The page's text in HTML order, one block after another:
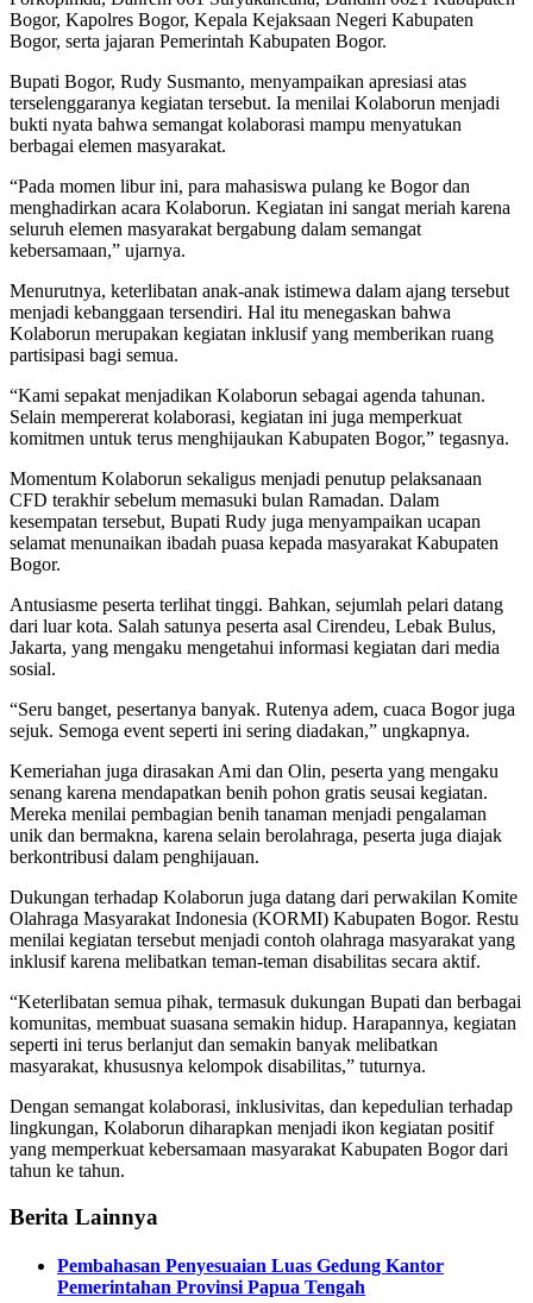
Bogor, Kapolres Bogor, Kepala Kejaksaan Negeri Kabupaten
Bogor, serta jajaran Pemerintah Kabupaten Bogor.
Bupati Bogor, Rudy Susmanto, menyampaikan apresiasi atas
terselenggaranya kegiatan tersebut. Ia menilai Kolaborun menjadi
bukti nyata bahwa semangat kolaborasi mampu menyatukan
berbagai elemen masyarakat.
“Pada momen libur ini, para mahasiswa pulang ke Bogor dan
menghadirkan acara Kolaborun. Kegiatan ini sangat meriah karena
seluruh elemen masyarakat bergabung dalam semangat
kebersamaan,” ujarnya.
Menurutnya, keterlibatan anak-anak istimewa dalam ajang tersebut
menjadi kebanggaan tersendiri. Hal itu menegaskan bahwa
Kolaborun merupakan kegiatan inklusif yang memberikan ruang
partisipasi bagi semua.
“Kami sepakat menjadikan Kolaborun sebagai agenda tahunan.
Selain mempererat kolaborasi, kegiatan ini juga memperkuat
komitmen untuk terus menghijaukan Kabupaten Bogor,” tegasnya.
Momentum Kolaborun sekaligus menjadi penutup pelaksanaan
CFD terakhir sebelum memasuki bulan Ramadan. Dalam
kesempatan tersebut, Bupati Rudy juga menyampaikan ucapan
selamat menunaikan ibadah puasa kepada masyarakat Kabupaten
Bogor.
Antusiasme peserta terlihat tinggi. Bahkan, sejumlah pelari datang
dari luar kota. Salah satunya peserta asal Cirendeu, Lebak Bulus,
Jakarta, yang mengaku mengetahui informasi kegiatan dari media
sosial.
“Seru banget, pesertanya banyak. Rutenya adem, cuaca Bogor juga
sejuk. Semoga event seperti ini sering diadakan,” ungkapnya.
Kemeriahan juga dirasakan Ami dan Olin, peserta yang mengaku
senang karena mendapatkan benih pohon gratis seusai kegiatan.
Mereka menilai pembagian benih tanaman menjadi pengalaman
unik dan bermakna, karena selain berolahraga, peserta juga diajak
berkontribusi dalam penghijauan.
Dukungan terhadap Kolaborun juga datang dari perwakilan Komite
Olahraga Masyarakat Indonesia (KORMI) Kabupaten Bogor. Restu
menilai kegiatan tersebut menjadi contoh olahraga masyarakat yang
inklusif karena melibatkan teman-teman disabilitas secara aktif.
“Keterlibatan semua pihak, termasuk dukungan Bupati dan berbagai
komunitas, membuat suasana semakin hidup. Harapannya, kegiatan
seperti ini terus berlanjut dan semakin banyak melibatkan
masyarakat, khususnya kelompok disabilitas,” tuturnya.
Dengan semangat kolaborasi, inklusivitas, dan kepedulian terhadap
lingkungan, Kolaborun diharapkan menjadi ikon kegiatan positif
yang memperkuat kebersamaan masyarakat Kabupaten Bogor dari
tahun ke tahun.
Berita Lainnya
Pembahasan Penyesuaian Luas Gedung Kantor
Pemerintahan Provinsi Papua Tengah